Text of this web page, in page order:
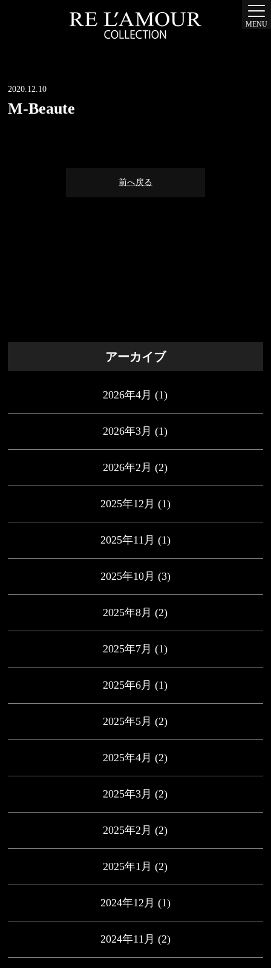
MENU
2020.12.10
M-Beaute
前へ戻る
アーカイブ
2026年4月 (1)
2026年3月 (1)
2026年2月 (2)
2025年12月 (1)
2025年11月 (1)
2025年10月 (3)
2025年8月 (2)
2025年7月 (1)
2025年6月 (1)
2025年5月 (2)
2025年4月 (2)
2025年3月 (2)
2025年2月 (2)
2025年1月 (2)
2024年12月 (1)
2024年11月 (2)